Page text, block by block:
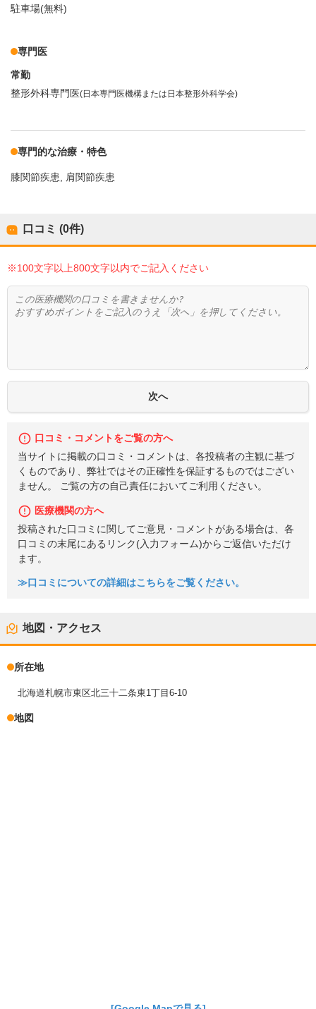
駐車場(無料)
専門医
常勤
整形外科専門医(日本専門医機構または日本整形外科学会)
専門的な治療・特色
膝関節疾患 肩関節疾患
口コミ (0件)
※100文字以上800文字以内でご記入ください
口コミ・コメントをご覧の方へ
当サイトに掲載の口コミ・コメントは、各投稿者の主観に基づ
くものであり、弊社ではその正確性を保証するものではござい
ません。 ご覧の方の自己責任においてご利用ください。
医療機関の方へ
投稿された口コミに関してご意見・コメントがある場合は、各
口コミの末尾にあるリンク(入力フォーム)からご返信いただけ
ます。
≫口コミについての詳細はこちらをご覧ください。
地図・アクセス
所在地
北海道札幌市東区北三十二条東1丁目6-10
地図